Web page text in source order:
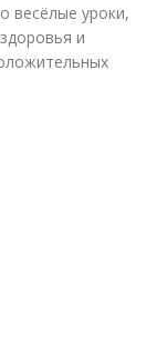
весёлые уроки,
и